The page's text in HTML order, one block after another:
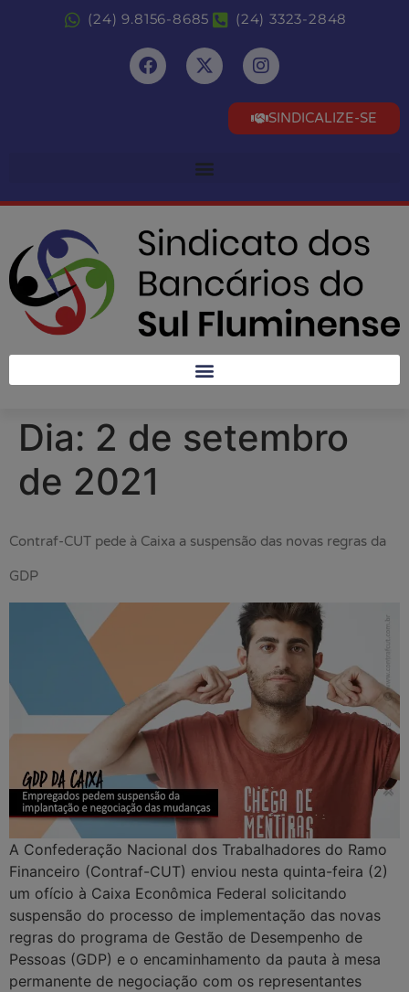
(24) 9.8156-8685 (24) 3323-2848
SINDICALIZE-SE
Dia: 2 de setembro
de 2021
Contraf-CUT pede à Caixa a suspensão das novas regras da
GDP
A Confederação Nacional dos Trabalhadores do Ramo
Financeiro (Contraf-CUT) enviou nesta quinta-feira (2)
um ofício à Caixa Econômica Federal solicitando
suspensão do processo de implementação das novas
regras do programa de Gestão de Desempenho de
Pessoas (GDP) e o encaminhamento da pauta à mesa
permanente de negociação com os representantes